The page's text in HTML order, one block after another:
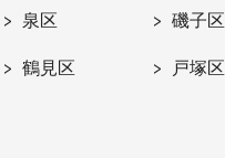
泉区 磯子区
鶴見区 戸塚区